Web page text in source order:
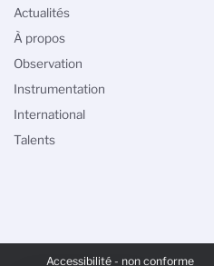
Accessibilité - non conforme
Actualités
À propos
Observation
Instrumentation
International
Talents